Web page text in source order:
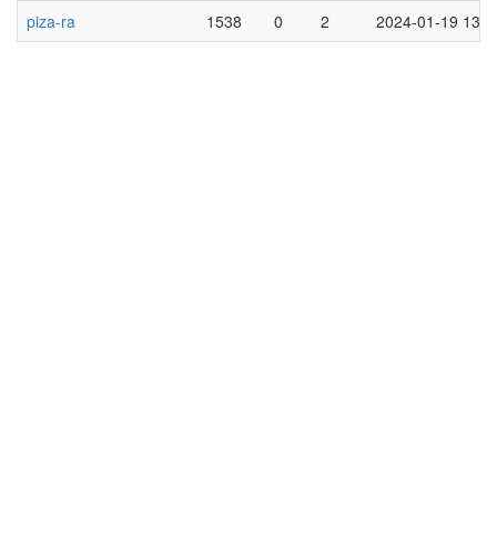
piza-ra
1538 0 2 2024-01-19